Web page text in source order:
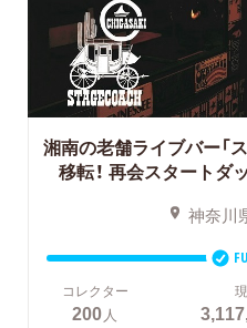
湘南の老舗ライブバー「
移転！ 再会スタートダ
神奈川
コレクター
200 人